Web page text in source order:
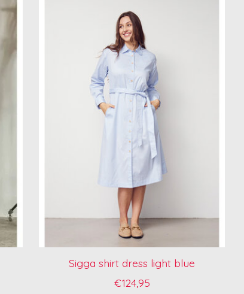
Sigga shirt dress light blue
€124,95